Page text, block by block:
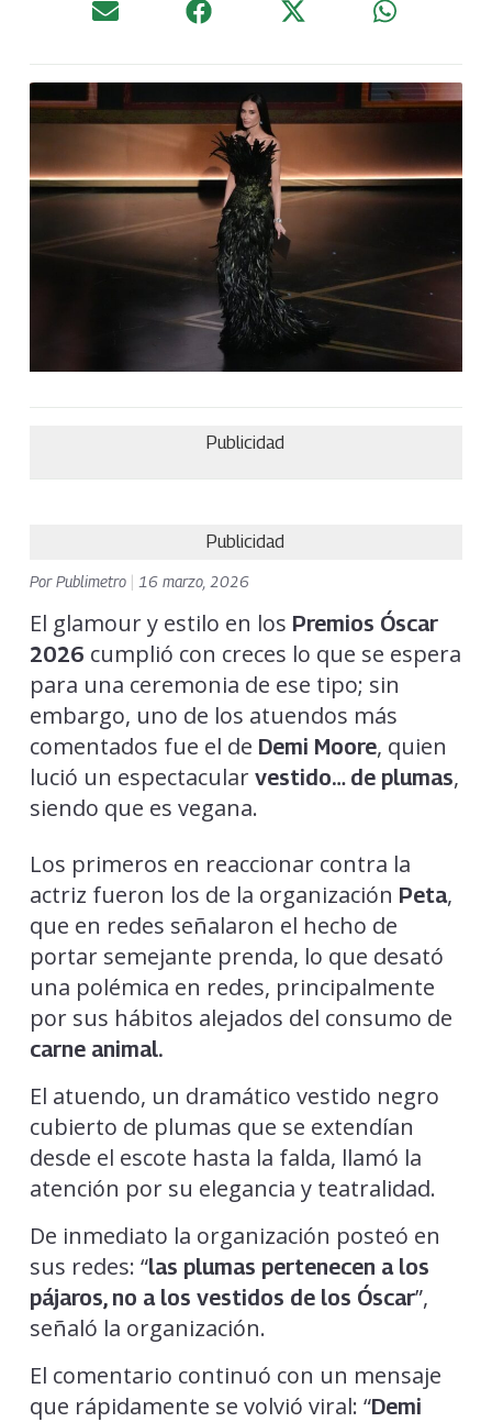
Publicidad
Publicidad
PorPublimetro 16 marzo, 2026
El glamour y estilo en los Premios Óscar
2026 cumplió con creces lo que se espera
para una ceremonia de ese tipo; sin
embargo, uno de los atuendos más
comentados fue el de Demi Moore, quien
lució un espectacular vestido… de plumas,
siendo que es vegana.
Los primeros en reaccionar contra la
actriz fueron los de la organización Peta,
que en redes señalaron el hecho de
portar semejante prenda, lo que desató
una polémica en redes, principalmente
por sus hábitos alejados del consumo de
carne animal.
El atuendo, un dramático vestido negro
cubierto de plumas que se extendían
desde el escote hasta la falda, llamó la
atención por su elegancia y teatralidad.
De inmediato la organización posteó en
sus redes: “las plumas pertenecen a los
pájaros, no a los vestidos de los Óscar”,
señaló la organización.
El comentario continuó con un mensaje
que rápidamente se volvió viral: “Demi